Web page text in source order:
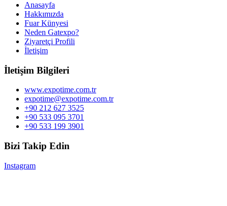
Anasayfa
Hakkımızda
Fuar Künyesi
Neden Gatexpo?
Ziyaretçi Profili
İletişim
İletişim Bilgileri
www.expotime.com.tr
expotime@expotime.com.tr
+90 212 627 3525
+90 533 095 3701
+90 533 199 3901
Bizi Takip Edin
Instagram